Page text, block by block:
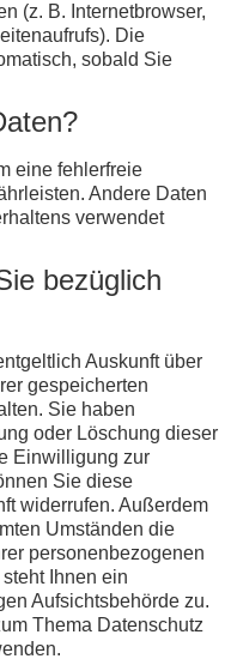
(z. B. Internetbrowser,
Die
sobald Sie
eine fehlerfreie
Andere Daten
verwendet
bezüglich
Auskunft über
gespeicherten
Sie haben
oder Löschung dieser
Einwilligung zur
Sie diese
widerrufen. Außerdem
Umständen die
personenbezogenen
Ihnen ein
Aufsichtsbehörde zu.
Thema Datenschutz